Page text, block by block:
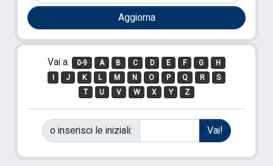
Vai a: 0-9 A B C D E F G
H
I
J K L M N O P Q R
S
T
U V W X Y Z
o inserisci le iniziali: